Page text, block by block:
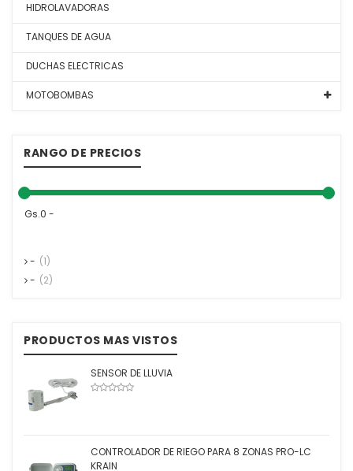
HIDROLAVADORAS
TANQUES DE AGUA
DUCHAS ELECTRICAS
MOTOBOMBAS
RANGO DE PRECIOS
Gs.0 -
- (1)
- (2)
PRODUCTOS MAS VISTOS
SENSOR DE LLUVIA
CONTROLADOR DE RIEGO PARA 8 ZONAS PRO-LC
KRAIN